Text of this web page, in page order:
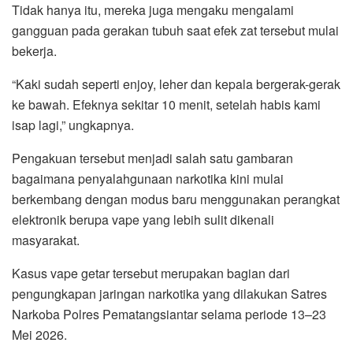
Tidak hanya itu, mereka juga mengaku mengalami
gangguan pada gerakan tubuh saat efek zat tersebut mulai
bekerja.
“Kaki sudah seperti enjoy, leher dan kepala bergerak-gerak
ke bawah. Efeknya sekitar 10 menit, setelah habis kami
isap lagi,” ungkapnya.
Pengakuan tersebut menjadi salah satu gambaran
bagaimana penyalahgunaan narkotika kini mulai
berkembang dengan modus baru menggunakan perangkat
elektronik berupa vape yang lebih sulit dikenali
masyarakat.
Kasus vape getar tersebut merupakan bagian dari
pengungkapan jaringan narkotika yang dilakukan Satres
Narkoba Polres Pematangsiantar selama periode 13–23
Mei 2026.